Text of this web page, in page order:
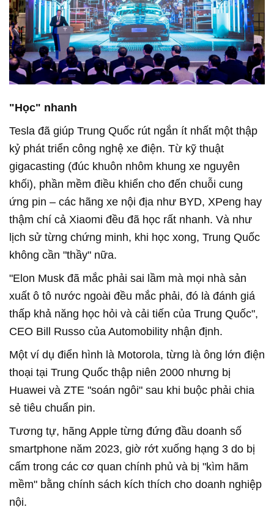
"Học" nhanh
Tesla đã giúp Trung Quốc rút ngắn ít nhất một thập
kỷ phát triển công nghệ xe điện. Từ kỹ thuật
gigacasting (đúc khuôn nhôm khung xe nguyên
khối), phần mềm điều khiển cho đến chuỗi cung
ứng pin – các hãng xe nội địa như BYD, XPeng hay
thậm chí cả Xiaomi đều đã học rất nhanh. Và như
lịch sử từng chứng minh, khi học xong, Trung Quốc
không cần "thầy" nữa.
"Elon Musk đã mắc phải sai lầm mà mọi nhà sản
xuất ô tô nước ngoài đều mắc phải, đó là đánh giá
thấp khả năng học hỏi và cải tiến của Trung Quốc",
CEO Bill Russo của Automobility nhận định.
Một ví dụ điển hình là Motorola, từng là ông lớn điện
thoại tại Trung Quốc thập niên 2000 nhưng bị
Huawei và ZTE "soán ngôi" sau khi buộc phải chia
sẻ tiêu chuẩn pin.
Tương tự, hãng Apple từng đứng đầu doanh số
smartphone năm 2023, giờ rớt xuống hạng 3 do bị
cấm trong các cơ quan chính phủ và bị "kìm hãm
mềm" bằng chính sách kích thích cho doanh nghiệp
nội.